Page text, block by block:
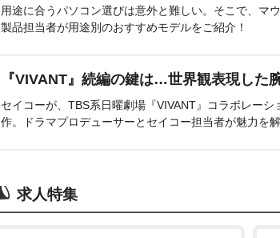
用途に合うパソコン選びは意外と難しい。そこで、マ
製品担当者が用途別のおすすめモデルをご紹介！
『VIVANT』続編の鍵は…世界観表現した
セイコーが、TBS系日曜劇場『VIVANT』コラボレーシ
作。ドラマプロデューサーとセイコー担当者が魅力を解
求人特集